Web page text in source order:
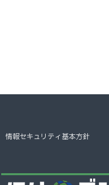
情報セキュリティ基本方針